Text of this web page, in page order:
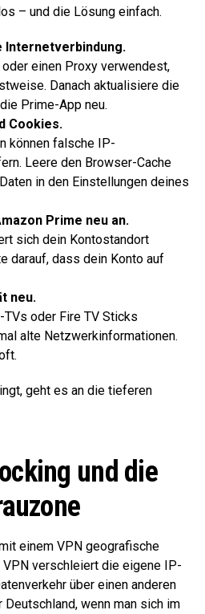
– und die Lösung einfach.
Internetverbindung.
oder einen Proxy verwendest,
Danach aktualisiere die
Prime-App neu.
Cookies.
können falsche IP-
Leere den Browser-Cache
in den Einstellungen deines
Prime neu an.
sich dein Kontostandort
darauf, dass dein Konto auf
neu.
oder Fire TV Sticks
alte Netzwerkinformationen.
geht es an die tieferen
und die
einem VPN geografische
VPN verschleiert die eigene IP-
über einen anderen
wenn man sich im